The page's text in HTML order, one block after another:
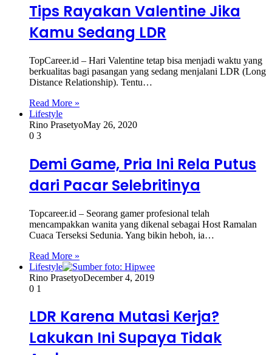
Tips Rayakan Valentine Jika
Kamu Sedang LDR
TopCareer.id – Hari Valentine tetap bisa menjadi waktu yang
berkualitas bagi pasangan yang sedang menjalani LDR (Long
Distance Relationship). Tentu…
Read More »
Lifestyle
Rino PrasetyoMay 26, 2020
0 3
Demi Game, Pria Ini Rela Putus
dari Pacar Selebritinya
Topcareer.id – Seorang gamer profesional telah
mencampakkan wanita yang dikenal sebagai Host Ramalan
Cuaca Terseksi Sedunia. Yang bikin heboh, ia…
Read More »
Lifestyle
Rino PrasetyoDecember 4, 2019
0 1
LDR Karena Mutasi Kerja?
Lakukan Ini Supaya Tidak